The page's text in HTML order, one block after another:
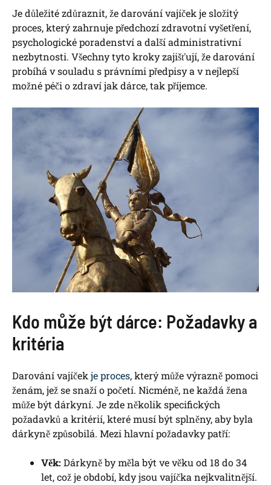
Je důležité‌ zdůraznit, že darování vajíček je složitý
⁣proces, který⁤ zahrnuje⁣ předchozí zdravotní vyšetření,
psychologické poradenství a další administrativní
nezbytnosti. Všechny ​tyto kroky zajišťují, že darování
probíhá v ⁢souladu s právními⁤ předpisy a v​ nejlepší
možné⁤ péči o zdraví ⁣jak ‍dárce,⁢ tak ⁣příjemce.
Kdo může ‍být dárce: Požadavky ⁣a
kritéria
Darování vajíček je proces, který může výrazně pomoci
⁢ženám, jež se snaží‍ o početí. Nicméně, ne ⁤každá žena
může být dárkyní. ‌Je zde několik specifických
požadavků a kritérií, které musí být splněny,​ aby byla
dárkyně způsobilá. ​Mezi hlavní požadavky ​patří:
Věk: Dárkyně by měla⁣ být ve věku ‌od 18 ‍do ⁢34
let,⁣ což je období, kdy​ jsou vajíčka⁢ nejkvalitnější.